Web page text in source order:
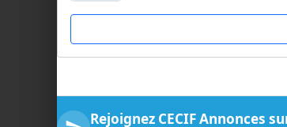
Rejoignez CECIF Annonces